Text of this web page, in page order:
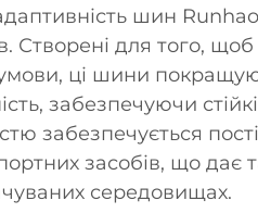
шин
Створені для того, щоб
ці шини
забезпечуючи
забезпечується
засобів, що дає
середовищах.